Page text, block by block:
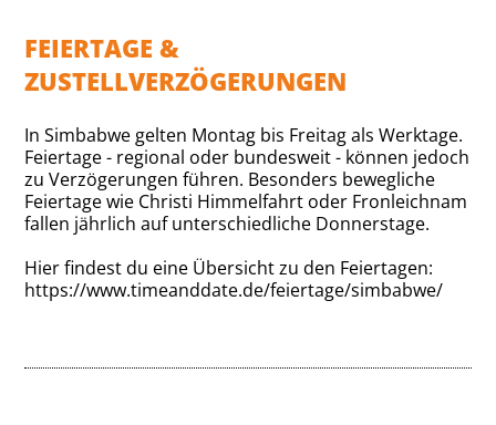
FEIERTAGE &
ZUSTELLVERZÖGERUNGEN
In Simbabwe gelten Montag bis Freitag als Werktage.
Feiertage - regional oder bundesweit - können jedoch
zu Verzögerungen führen. Besonders bewegliche
Feiertage wie Christi Himmelfahrt oder Fronleichnam
fallen jährlich auf unterschiedliche Donnerstage.
Hier findest du eine Übersicht zu den Feiertagen:
https://www.timeanddate.de/feiertage/simbabwe/